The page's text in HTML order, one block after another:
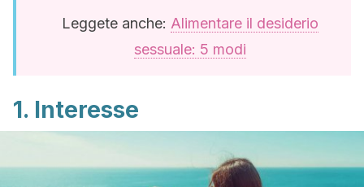
Leggete anche: Alimentare il desiderio
sessuale: 5 modi
1. Interesse